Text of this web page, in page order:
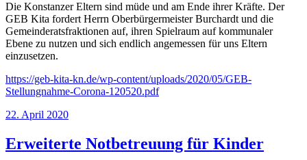
Die Konstanzer Eltern sind müde und am Ende ihrer Kräfte. Der
GEB Kita fordert Herrn Oberbürgermeister Burchardt und die
Gemeinderatsfraktionen auf, ihren Spielraum auf kommunaler
Ebene zu nutzen und sich endlich angemessen für uns Eltern
einzusetzen.
https://geb-kita-kn.de/wp-content/uploads/2020/05/GEB-
Stellungnahme-Corona-120520.pdf
Veröffentlicht
22. April 2020
Erweiterte Notbetreuung für Kinder